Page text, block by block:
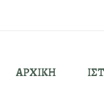
ΑΡΧΙΚΗ